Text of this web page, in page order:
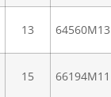
13 64560M13
15 66194M11